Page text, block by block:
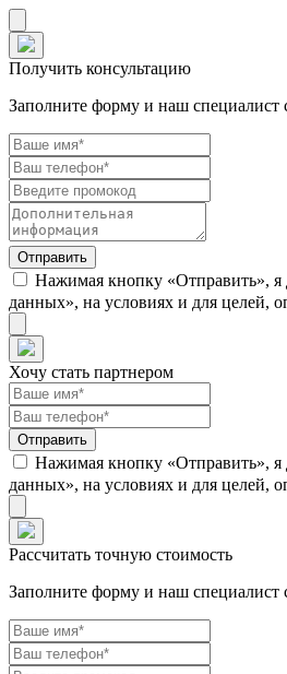
Получить консультацию
Заполните форму и наш специалист
Нажимая кнопку «Отправить», я
данных», на условиях и для целей,
Хочу стать партнером
Нажимая кнопку «Отправить», я
данных», на условиях и для целей,
Рассчитать точную стоимость
Заполните форму и наш специалист